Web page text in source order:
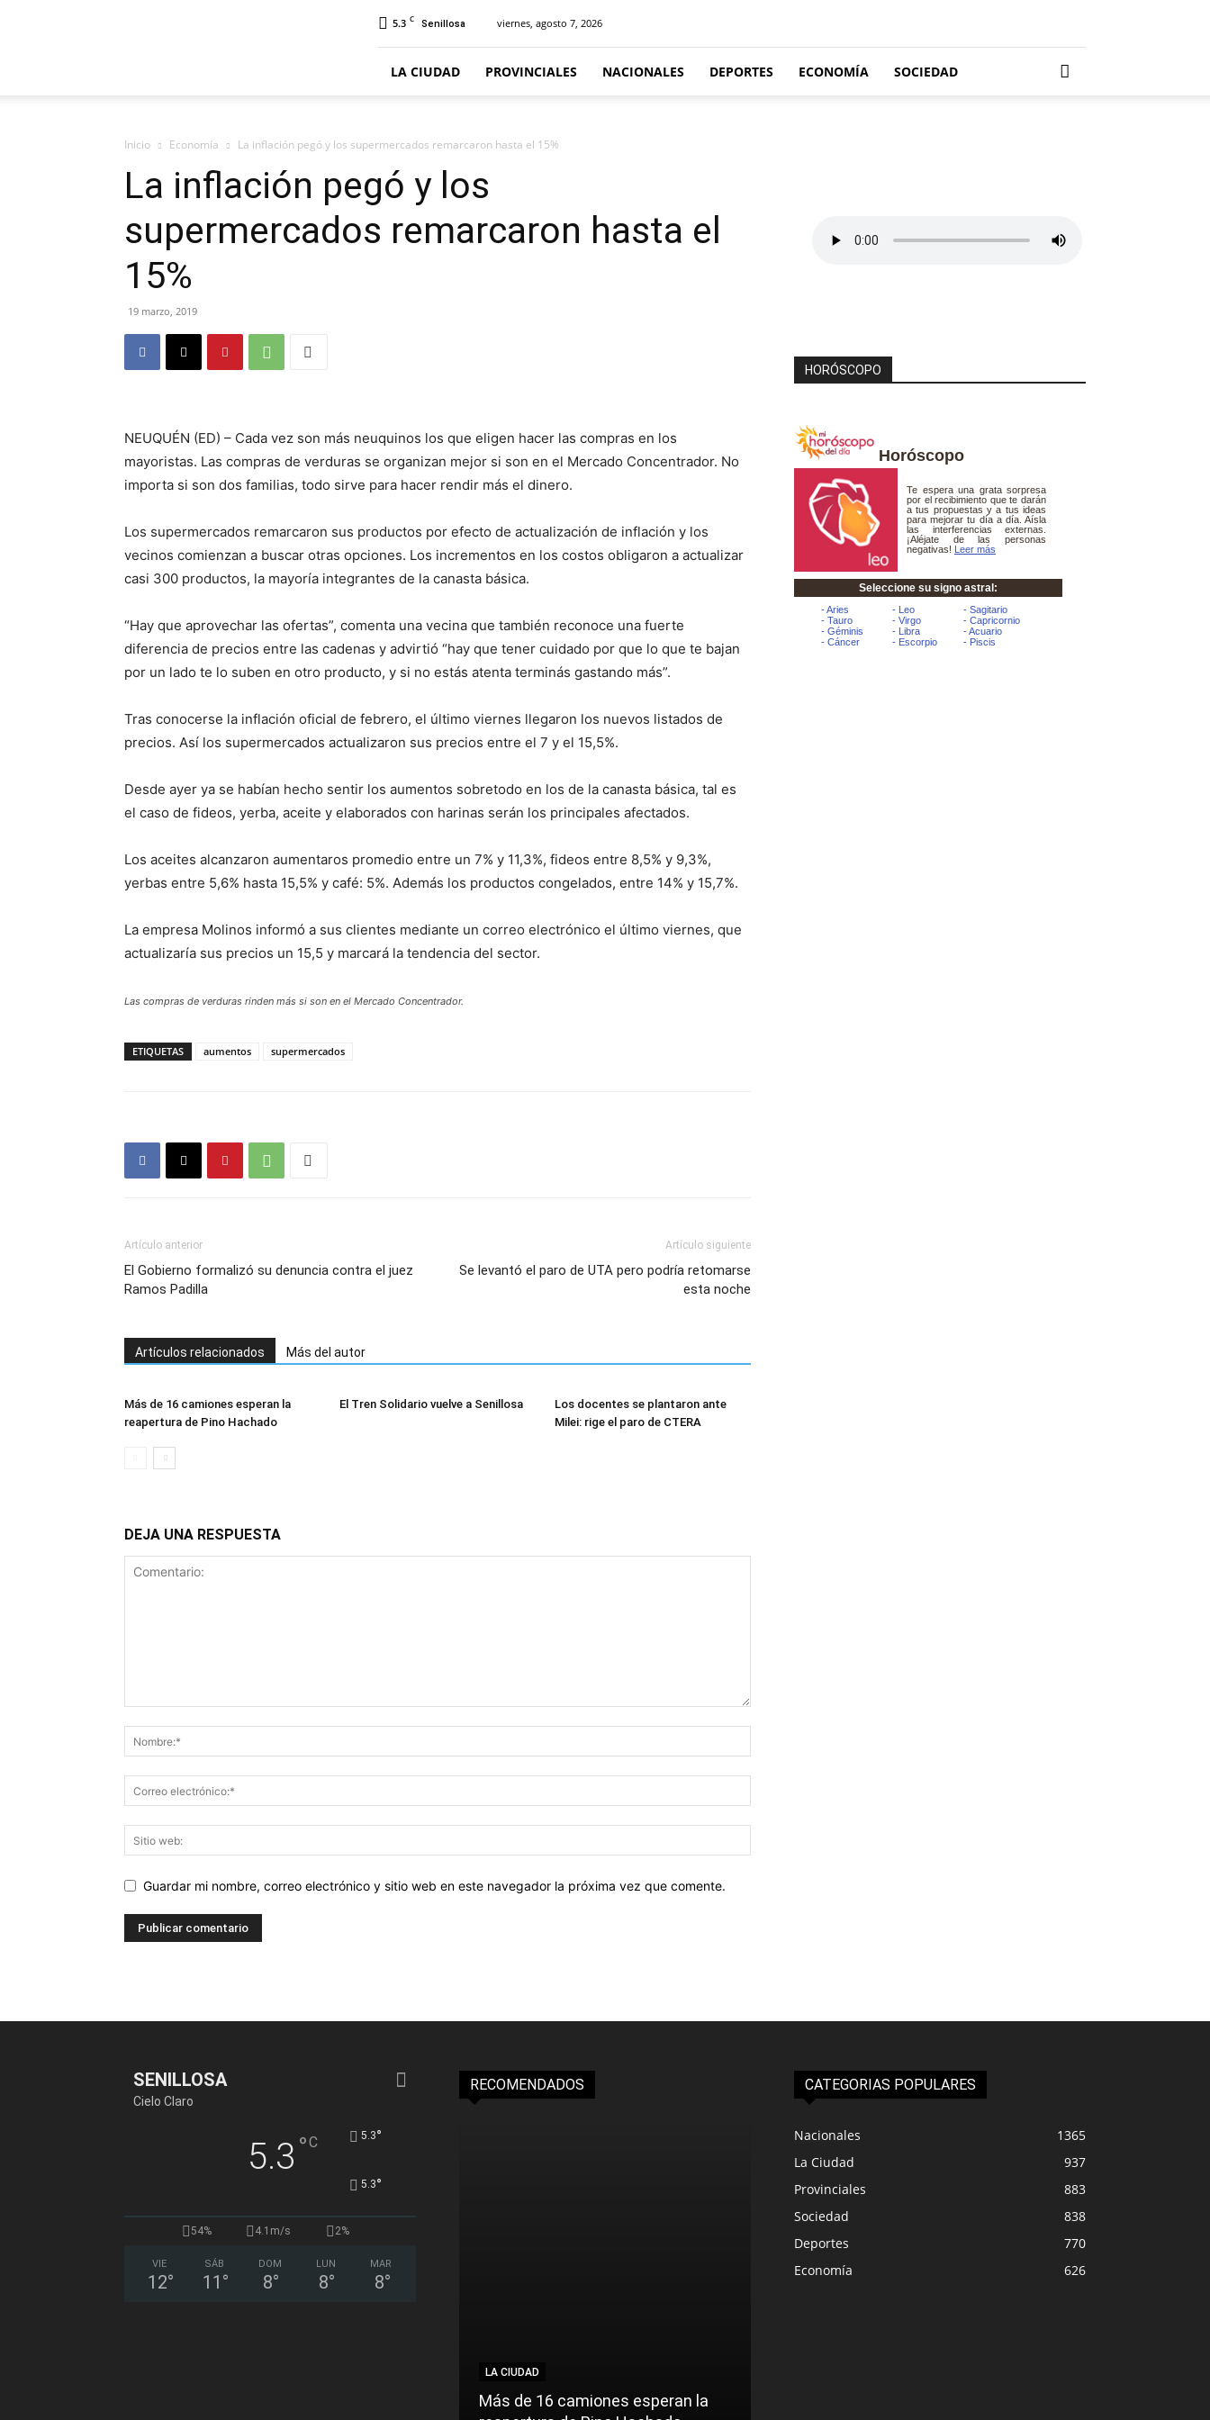
5.3 C Senillosa viernes, agosto 7, 2026
LA CIUDAD PROVINCIALES NACIONALES DEPORTES ECONOMÍA SOCIEDAD
Inicio Economía La inflación pegó y los supermercados remarcaron hasta el 15%
La inflación pegó y los
supermercados remarcaron hasta el
15%
19 marzo, 2019
NEUQUÉN (ED) – Cada vez son más neuquinos los que eligen hacer las compras en los
mayoristas. Las compras de verduras se organizan mejor si son en el Mercado Concentrador. No
importa si son dos familias, todo sirve para hacer rendir más el dinero.
Los supermercados remarcaron sus productos por efecto de actualización de inflación y los
vecinos comienzan a buscar otras opciones. Los incrementos en los costos obligaron a actualizar
casi 300 productos, la mayoría integrantes de la canasta básica.
“Hay que aprovechar las ofertas”, comenta una vecina que también reconoce una fuerte
diferencia de precios entre las cadenas y advirtió “hay que tener cuidado por que lo que te bajan
por un lado te lo suben en otro producto, y si no estás atenta terminás gastando más”.
Tras conocerse la inflación oficial de febrero, el último viernes llegaron los nuevos listados de
precios. Así los supermercados actualizaron sus precios entre el 7 y el 15,5%.
Desde ayer ya se habían hecho sentir los aumentos sobretodo en los de la canasta básica, tal es
el caso de fideos, yerba, aceite y elaborados con harinas serán los principales afectados.
Los aceites alcanzaron aumentaros promedio entre un 7% y 11,3%, fideos entre 8,5% y 9,3%,
yerbas entre 5,6% hasta 15,5% y café: 5%. Además los productos congelados, entre 14% y 15,7%.
La empresa Molinos informó a sus clientes mediante un correo electrónico el último viernes, que
actualizaría sus precios un 15,5 y marcará la tendencia del sector.
Las compras de verduras rinden más si son en el Mercado Concentrador.
ETIQUETAS aumentos supermercados
Artículo anterior
El Gobierno formalizó su denuncia contra el juez
Ramos Padilla
Artículo siguiente
Se levantó el paro de UTA pero podría retomarse
esta noche
Artículos relacionados Más del autor
Más de 16 camiones esperan la
reapertura de Pino Hachado
El Tren Solidario vuelve a Senillosa
Los docentes se plantaron ante
Milei: rige el paro de CTERA
DEJA UNA RESPUESTA
Guardar mi nombre, correo electrónico y sitio web en este navegador la próxima vez que comente.
HORÓSCOPO
Horóscopo
SENILLOSA
Cielo Claro
5.3 °C 5.3°
5.3°
54% 4.1m/s 2%
VIE
12°
SÁB
11 °
DOM
8°
LUN
8°
MAR
8°
RECOMENDADOS
LA CIUDAD
Más de 16 camiones esperan la
CATEGORIAS POPULARES
Nacionales
1365
La Ciudad
937
Provinciales
883
Sociedad
838
Deportes
770
Economía
626